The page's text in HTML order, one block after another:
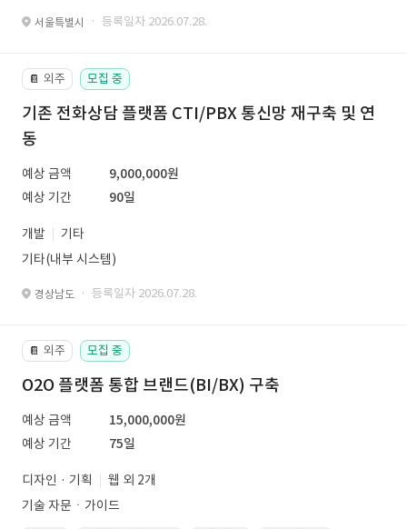
서울특별시 · 등록일자 2026.07.28.
📔 외주 모집 중
기존 전화상담 플랫폼 CTI/PBX 통신망 재구축 및 연
동
예상 금액
9,000,000원
예상 기간
90일
개발
기타
기타(내부 시스템)
경상남도 · 등록일자 2026.07.28.
📔 외주 모집 중
O2O 플랫폼 통합 브랜드(BI/BX) 구축
예상 금액
15,000,000원
예상 기간
75일
디자인 · 기획
웹 외 2개
기술 자문ㆍ가이드